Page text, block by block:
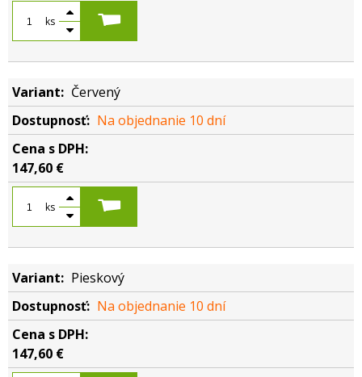
ks
Červený
Na objednanie 10 dní
147,60 €
ks
Pieskový
Na objednanie 10 dní
147,60 €